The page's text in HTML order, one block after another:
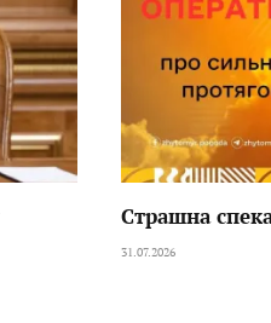
Страшна
31.07.2026